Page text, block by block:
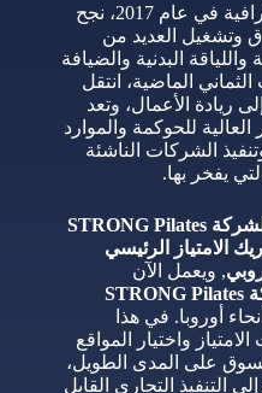
منذ تقاعده من الرياضة الاحترافية في عام 2017، نجح
وتشغيل العديد من
البدنية والضيافة
الماضية، انتقل
ريادة الأعمال، وتعد
للحوكمة والموارد
الشركات الناشئة
يفخر بها.
أول صاحب امتياز لشركة STRONG Pilates
الامتياز الرئيسي
, ويعمل الآن
مشروع مشترك مع شركة STRONG Pilates
أوروبا. في هذا
واختيار المواقع
على المدى الطويل،
التنفيذ التجاري القابل